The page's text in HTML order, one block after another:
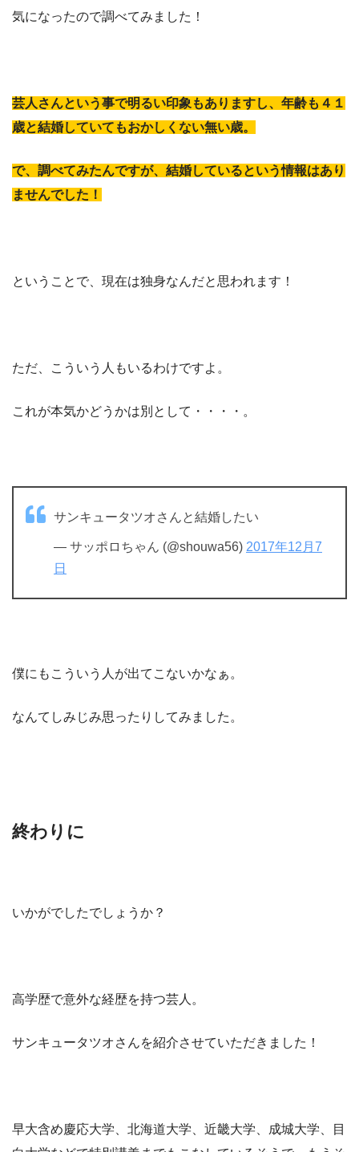
気になったので調べてみました！
芸人さんという事で明るい印象もありますし、年齢も４１
歳と結婚していてもおかしくない無い歳。
で、調べてみたんですが、結婚しているという情報はあり
ませんでした！
ということで、現在は独身なんだと思われます！
ただ、こういう人もいるわけですよ。
これが本気かどうかは別として・・・・。
サンキュータツオさんと結婚したい
— サッポロちゃん (@shouwa56) 2017年12月7
日
僕にもこういう人が出てこないかなぁ。
なんてしみじみ思ったりしてみました。
終わりに
いかがでしたでしょうか？
高学歴で意外な経歴を持つ芸人。
サンキュータツオさんを紹介させていただきました！
早大含め慶応大学、北海道大学、近畿大学、成城大学、目